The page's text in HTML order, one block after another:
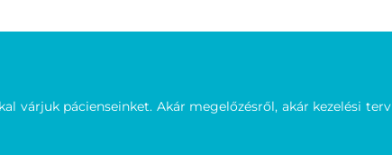
várjuk pácienseinket. Akár megelőzésről, akár kezelési terv